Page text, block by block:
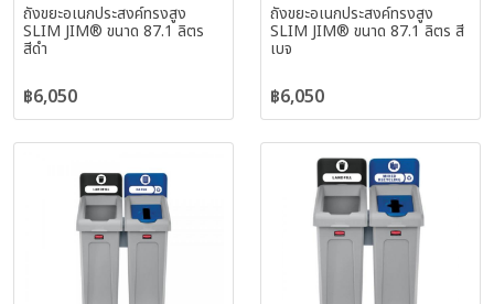
ถังขยะอเนกประสงค์ทรงสูง
SLIM JIM® ขนาด 87.1 ลิตร
สีดำ
฿6,050
ถังขยะอเนกประสงค์ทรงสูง
SLIM JIM® ขนาด 87.1 ลิตร สี
เบจ
฿6,050